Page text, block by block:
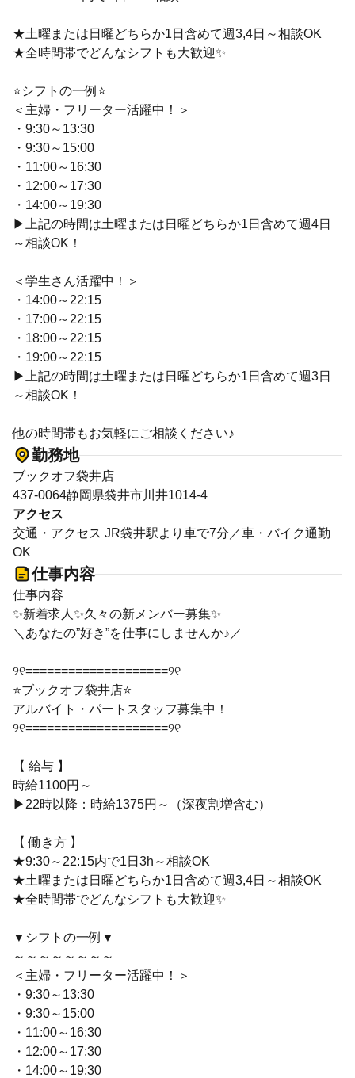
★土曜または日曜どちらか1日含めて週3,4日～相談OK
★全時間帯でどんなシフトも大歓迎✨
⭐シフトの一例⭐
＜主婦・フリーター活躍中！＞
・9:30～13:30
・9:30～15:00
・11:00～16:30
・12:00～17:30
・14:00～19:30
▶上記の時間は土曜または日曜どちらか1日含めて週4日
～相談OK！
＜学生さん活躍中！＞
・14:00～22:15
・17:00～22:15
・18:00～22:15
・19:00～22:15
▶上記の時間は土曜または日曜どちらか1日含めて週3日
～相談OK！
他の時間帯もお気軽にご相談ください♪
勤務地
ブックオフ袋井店
437-0064静岡県袋井市川井1014-4
アクセス
交通・アクセス JR袋井駅より車で7分／車・バイク通勤
OK
仕事内容
仕事内容
✨新着求人✨久々の新メンバー募集✨
＼あなたの”好き”を仕事にしませんか♪／
୨୧====================୨୧
⭐ブックオフ袋井店⭐
アルバイト・パートスタッフ募集中！
୨୧====================୨୧
【 給与 】
時給1100円～
▶22時以降：時給1375円～（深夜割増含む）
【 働き方 】
★9:30～22:15内で1日3h～相談OK
★土曜または日曜どちらか1日含めて週3,4日～相談OK
★全時間帯でどんなシフトも大歓迎✨
▼シフトの一例▼
～～～～～～～～
＜主婦・フリーター活躍中！＞
・9:30～13:30
・9:30～15:00
・11:00～16:30
・12:00～17:30
・14:00～19:30